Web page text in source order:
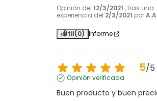
Opinión del 12/3/2021 , tras una
experiencia del 2/3/2021 por
Útil(0) Informe
5/5
Opinión verificada
Buen producto y buen